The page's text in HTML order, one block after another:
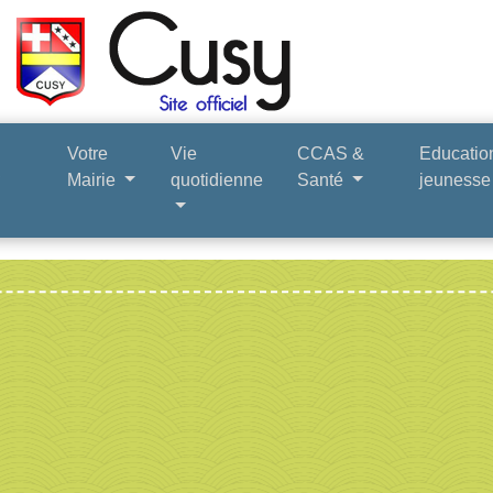
Votre
Mairie
Vie
quotidienne
CCAS &
Santé